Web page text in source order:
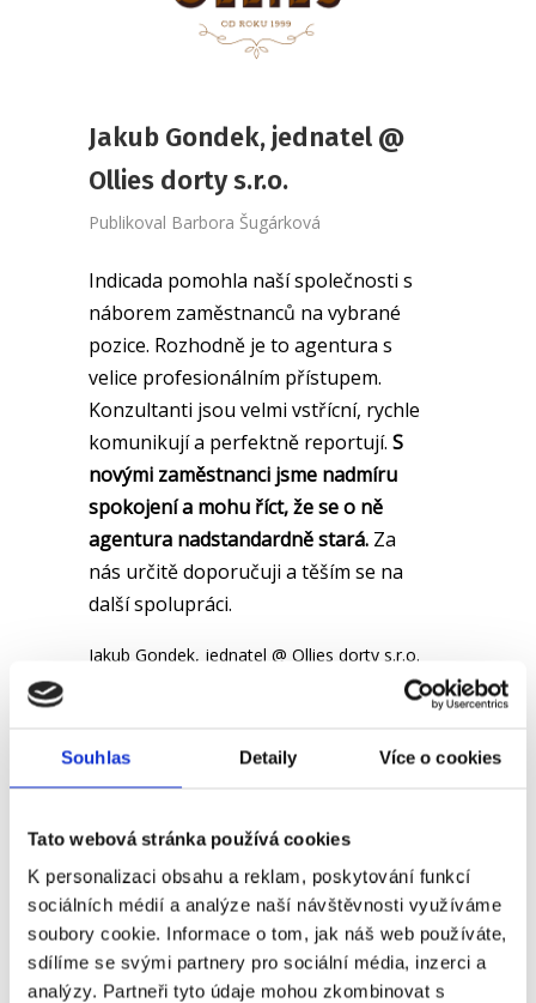
Souhlas Detaily Více o cookies
Tato webová stránka používá cookies
K personalizaci obsahu a reklam, poskytování funkcí
sociálních médií a analýze naší návštěvnosti využíváme
soubory cookie. Informace o tom, jak náš web používáte,
sdílíme se svými partnery pro sociální média, inzerci a
analýzy. Partneři tyto údaje mohou zkombinovat s
Jakub Gondek, jednatel @
Ollies dorty s.r.o.
Publikoval Barbora Šugárková
Indicada pomohla naší společnosti s
náborem zaměstnanců na vybrané
pozice. Rozhodně je to agentura s
velice profesionálním přístupem.
Konzultanti jsou velmi vstřícní, rychle
komunikují a perfektně reportují. S
novými zaměstnanci jsme nadmíru
spokojení a mohu říct, že se o ně
agentura nadstandardně stará. Za
nás určitě doporučuji a těším se na
další spolupráci.
Jakub Gondek, jednatel @ Ollies dorty s.r.o.
navigation
Kamila Píšťková, HR Specialist @
WITKOWITZ ENVI, a.s.